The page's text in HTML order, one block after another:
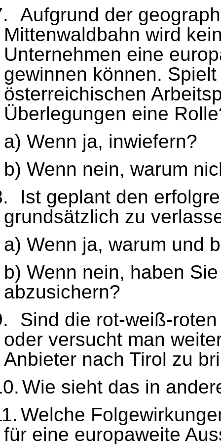
Aufgrund der
Mittenwaldbahn wird
Unternehmen eine
gewinnen können.
österreichischen
Überlegungen eine
a) Wenn ja, inwiefern?
b) Wenn nein, warum
Ist geplant den
grundsätzlich zu
a) Wenn ja, warum und
b) Wenn nein, haben
abzusichern?
Sind die rot-weiß-
oder versucht man
Anbieter nach Tirol zu
Wie sieht das in
Welche
für eine europaweite